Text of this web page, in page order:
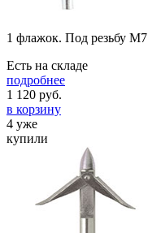
1 флажок. Под резьбу М7
Есть на складе
подробнее
1 120 руб.
в корзину
4 уже
купили